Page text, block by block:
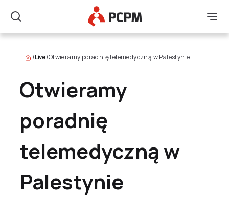
Szukaj
Główne Logo
/Live/Otwieramy poradnię telemedyczną w Palestynie
Otwieramy
poradnię
telemedyczną w
Palestynie